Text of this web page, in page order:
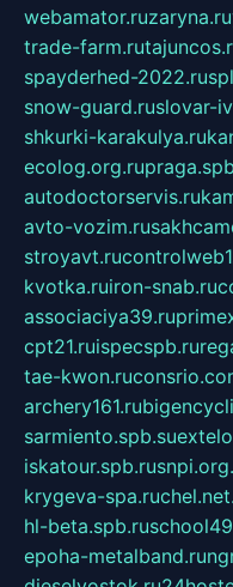
webamator.ruzaryna.ru
trade-farm.ru
spayderhed-2022.ru
snow-guard.ruslovar-
shkurki-karakulya.ru
ecolog.org.ru
autodoctorservis.ru
avto-vozim.ru
stroyavt.ru
kvotka.ruiron-snab.ru
associaciya39.ru
cpt21.ruispecspb.ru
tae-kwon.ru
archery161.ru
sarmiento.spb.su
iskatour.spb.ru
krygeva-spa.ru
hl-beta.spb.ru
epoha-metalband.ru